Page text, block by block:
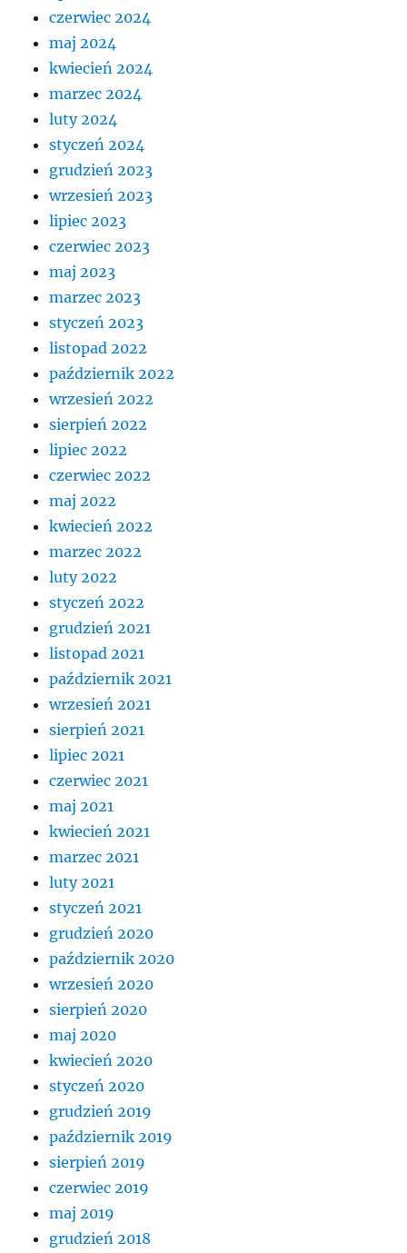
czerwiec 2024
maj 2024
kwiecień 2024
marzec 2024
luty 2024
styczeń 2024
grudzień 2023
wrzesień 2023
lipiec 2023
czerwiec 2023
maj 2023
marzec 2023
styczeń 2023
listopad 2022
październik 2022
wrzesień 2022
sierpień 2022
lipiec 2022
czerwiec 2022
maj 2022
kwiecień 2022
marzec 2022
luty 2022
styczeń 2022
grudzień 2021
listopad 2021
październik 2021
wrzesień 2021
sierpień 2021
lipiec 2021
czerwiec 2021
maj 2021
kwiecień 2021
marzec 2021
luty 2021
styczeń 2021
grudzień 2020
październik 2020
wrzesień 2020
sierpień 2020
maj 2020
kwiecień 2020
styczeń 2020
grudzień 2019
październik 2019
sierpień 2019
czerwiec 2019
maj 2019
grudzień 2018